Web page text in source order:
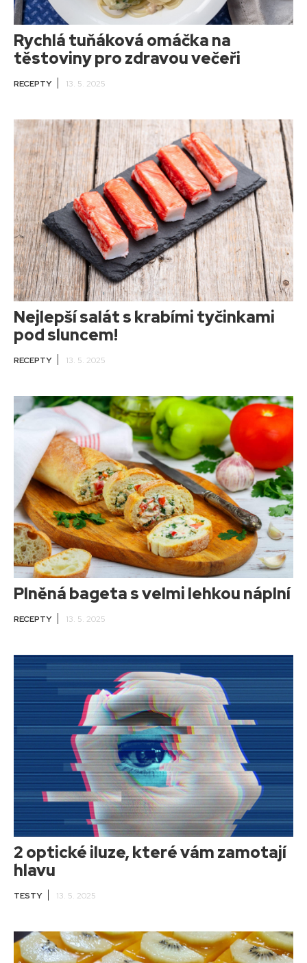
Rychlá tuňáková omáčka na
těstoviny pro zdravou večeři
RECEPTY 13. 5. 2025
Nejlepší salát s krabími tyčinkami
pod sluncem!
RECEPTY 13. 5. 2025
Plněná bageta s velmi lehkou náplní
RECEPTY 13. 5. 2025
2 optické iluze, které vám zamotají
hlavu
TESTY 13. 5. 2025